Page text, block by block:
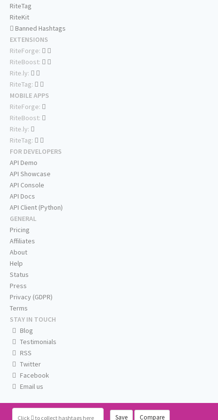
Click to collect hashtags here Save Compare
RiteTag
RiteKit
Banned Hashtags
EXTENSIONS
RiteForge:
RiteBoost:
Rite.ly:
RiteTag:
MOBILE APPS
RiteForge:
RiteBoost:
Rite.ly:
RiteTag:
FOR DEVELOPERS
API Demo
API Showcase
API Console
API Docs
API Client (Python)
GENERAL
Pricing
Affiliates
About
Help
Status
Press
Privacy (GDPR)
Terms
STAY IN TOUCH
Blog
Testimonials
RSS
Twitter
Facebook
Email us